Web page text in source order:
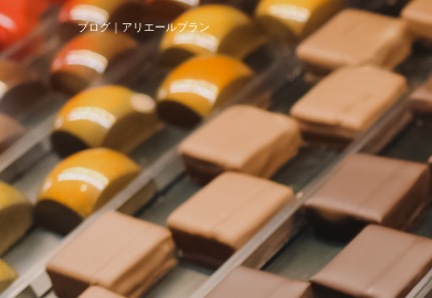
ブログ｜アリエールプラン